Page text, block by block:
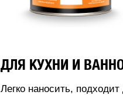
ДЛЯ КУХНИ И
Легко наносить, подходит